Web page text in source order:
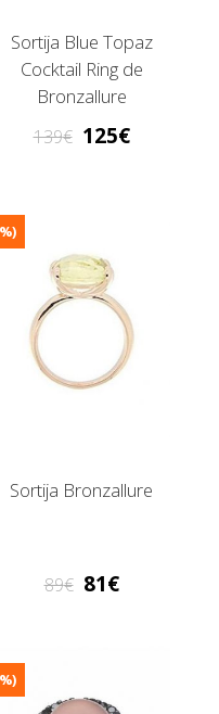
Sortija Blue Topaz
Cocktail Ring de
Bronzallure
139 125
Sortija Bronzallure
89 81